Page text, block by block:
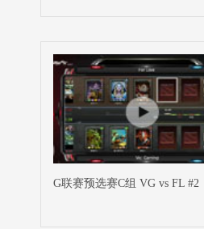
G联赛预选赛C组 VG vs FL #2